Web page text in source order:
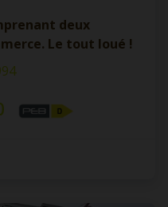
deux
Le tout loué !